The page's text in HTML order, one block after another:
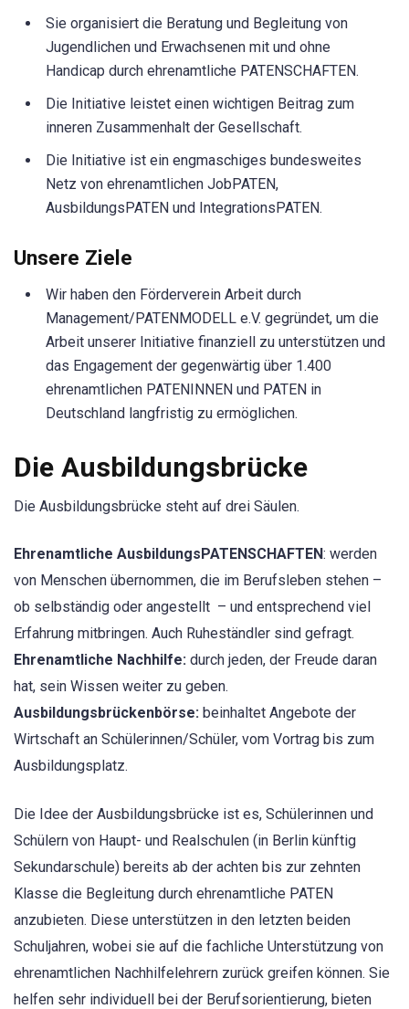
Sie organisiert die Beratung und Begleitung von
Jugendlichen und Erwachsenen mit und ohne
Handicap durch ehrenamtliche PATENSCHAFTEN.
Die Initiative leistet einen wichtigen Beitrag zum
inneren Zusammenhalt der Gesellschaft.
Die Initiative ist ein engmaschiges bundesweites
Netz von ehrenamtlichen JobPATEN,
AusbildungsPATEN und IntegrationsPATEN.
Unsere Ziele
Wir haben den Förderverein Arbeit durch
Management/PATENMODELL e.V. gegründet, um die
Arbeit unserer Initiative finanziell zu unterstützen und
das Engagement der gegenwärtig über 1.400
ehrenamtlichen PATENINNEN und PATEN in
Deutschland langfristig zu ermöglichen.
Die Ausbildungsbrücke
Die Ausbildungsbrücke steht auf drei Säulen.
Ehrenamtliche AusbildungsPATENSCHAFTEN: werden
von Menschen übernommen, die im Berufsleben stehen –
ob selbständig oder angestellt – und entsprechend viel
Erfahrung mitbringen. Auch Ruheständler sind gefragt.
Ehrenamtliche Nachhilfe: durch jeden, der Freude daran
hat, sein Wissen weiter zu geben.
Ausbildungsbrückenbörse: beinhaltet Angebote der
Wirtschaft an Schülerinnen/Schüler, vom Vortrag bis zum
Ausbildungsplatz.
Die Idee der Ausbildungsbrücke ist es, Schülerinnen und
Schülern von Haupt- und Realschulen (in Berlin künftig
Sekundarschule) bereits ab der achten bis zur zehnten
Klasse die Begleitung durch ehrenamtliche PATEN
anzubieten. Diese unterstützen in den letzten beiden
Schuljahren, wobei sie auf die fachliche Unterstützung von
ehrenamtlichen Nachhilfelehrern zurück greifen können. Sie
helfen sehr individuell bei der Berufsorientierung, bieten